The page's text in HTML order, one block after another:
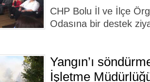
CHP Bolu İl ve İlçe
Odasına bir destek
Yangın’ı
İşletme